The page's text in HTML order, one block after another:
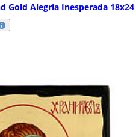
Gold Alegria Inesperada